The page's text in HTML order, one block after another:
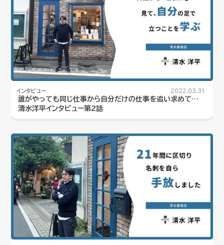
インタビュー 2022.03.31
誰がやっても同じ仕事から自分だけの仕事を追い求めて…
清水洋平インタビュー第2話